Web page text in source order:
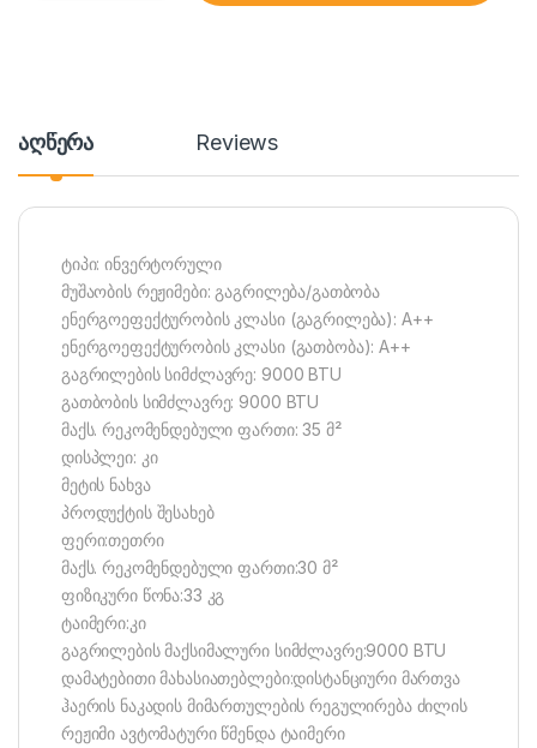
აღწერა Reviews
ტიპი: ინვერტორული
მუშაობის რეჟიმები: გაგრილება/გათბობა
ენერგოეფექტურობის კლასი (გაგრილება): A++
ენერგოეფექტურობის კლასი (გათბობა): A++
გაგრილების სიმძლავრე: 9000 BTU
გათბობის სიმძლავრე: 9000 BTU
მაქს. რეკომენდებული ფართი: 35 მ²
დისპლეი: კი
მეტის ნახვა
პროდუქტის შესახებ
ფერი:თეთრი
მაქს. რეკომენდებული ფართი:30 მ²
ფიზიკური წონა:33 კგ
ტაიმერი:კი
გაგრილების მაქსიმალური სიმძლავრე:9000 BTU
დამატებითი მახასიათებლები:დისტანციური მართვა
ჰაერის ნაკადის მიმართულების რეგულირება ძილის
რეჟიმი ავტომატური წმენდა ტაიმერი